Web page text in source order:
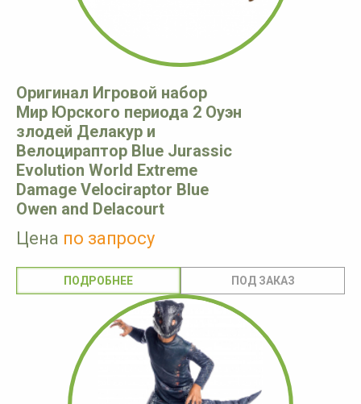
Оригинал Игровой набор
Мир Юрского периода 2 Оуэн
злодей Делакур и
Велоцираптор Blue Jurassic
Evolution World Extreme
Damage Velociraptor Blue
Owen and Delacourt
Цена по запросу
ПОДРОБНЕЕ